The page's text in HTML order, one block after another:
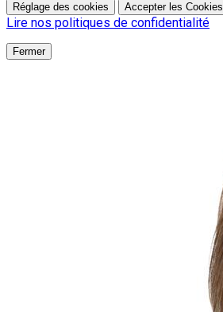
Réglage des cookies Accepter les Cookies
Lire nos politiques de confidentialité
Fermer